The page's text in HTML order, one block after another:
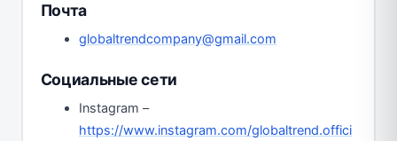
Почта
globaltrendcompany@gmail.com
Социальные сети
Instagram –
https://www.instagram.com/globaltrend.offici